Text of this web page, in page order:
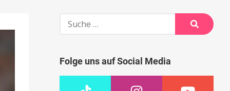
Suche
Suche
Folge uns auf Social Media